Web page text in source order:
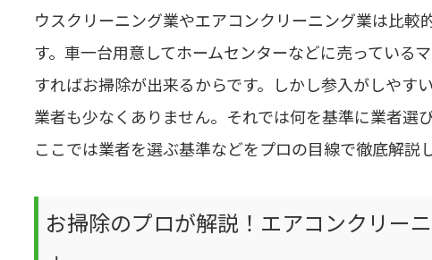
ウスクリーニング業やエアコンクリーニング業は比較
す。車一台用意してホームセンターなどに売っている
すればお掃除が出来るからです。しかし参入がしやす
業者も少なくありません。それでは何を基準に業者選
ここでは業者を選ぶ基準などをプロの目線で徹底解説
お掃除のプロが解説！エアコンクリー